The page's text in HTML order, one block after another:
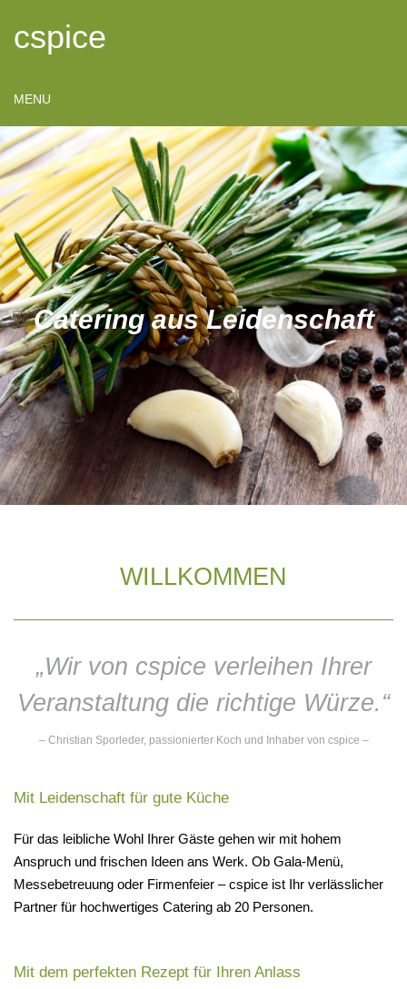
cspice
MENU
Catering aus Leidenschaft
WILLKOMMEN
„Wir von cspice verleihen Ihrer
Veranstaltung die richtige Würze.“
– Christian Sporleder, passionierter Koch und Inhaber von cspice –
Mit Leidenschaft für gute Küche
Für das leibliche Wohl Ihrer Gäste gehen wir mit hohem
Anspruch und frischen Ideen ans Werk. Ob Gala-Menü,
Messebetreuung oder Firmenfeier – cspice ist Ihr verlässlicher
Partner für hochwertiges Catering ab 20 Personen.
Mit dem perfekten Rezept für Ihren Anlass